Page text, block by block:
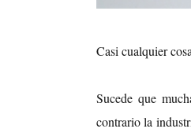
Casi cualquier
Sucede que
contrario la